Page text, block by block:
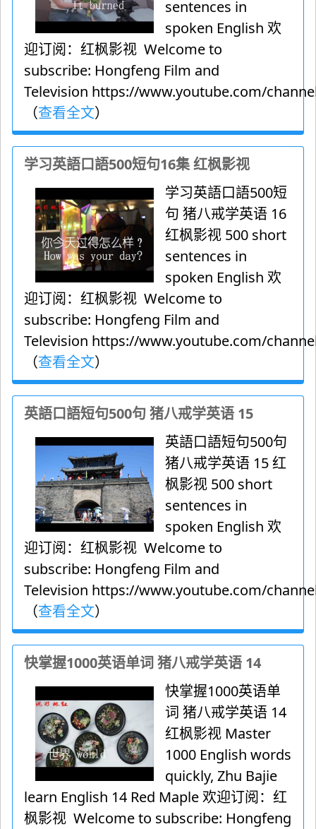
sentences in
spoken English 欢
迎订阅：红枫影视 Welcome to
subscribe: Hongfeng Film and
Television https://www.youtube.com/
（查看全文）
学习英語口語500短句16集 红枫影视
学习英語口語500短
句 猪八戒学英语 16
红枫影视 500 short
sentences in
spoken English 欢
迎订阅：红枫影视 Welcome to
subscribe: Hongfeng Film and
Television https://www.youtube.com/
（查看全文）
英語口語短句500句 猪八戒学英语 15
英語口語短句500句
猪八戒学英语 15 红
枫影视 500 short
sentences in
spoken English 欢
迎订阅：红枫影视 Welcome to
subscribe: Hongfeng Film and
Television https://www.youtube.com/
（查看全文）
快掌握1000英语单词 猪八戒学英语 14
快掌握1000英语单
词 猪八戒学英语 14
红枫影视 Master
1000 English words
quickly, Zhu Bajie
learn English 14 Red Maple 欢迎订阅：红
枫影视 Welcome to subscribe: Hongfeng